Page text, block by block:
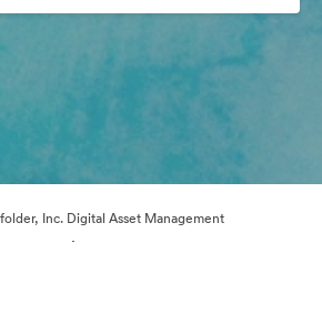
Inc. Digital Asset Management
·